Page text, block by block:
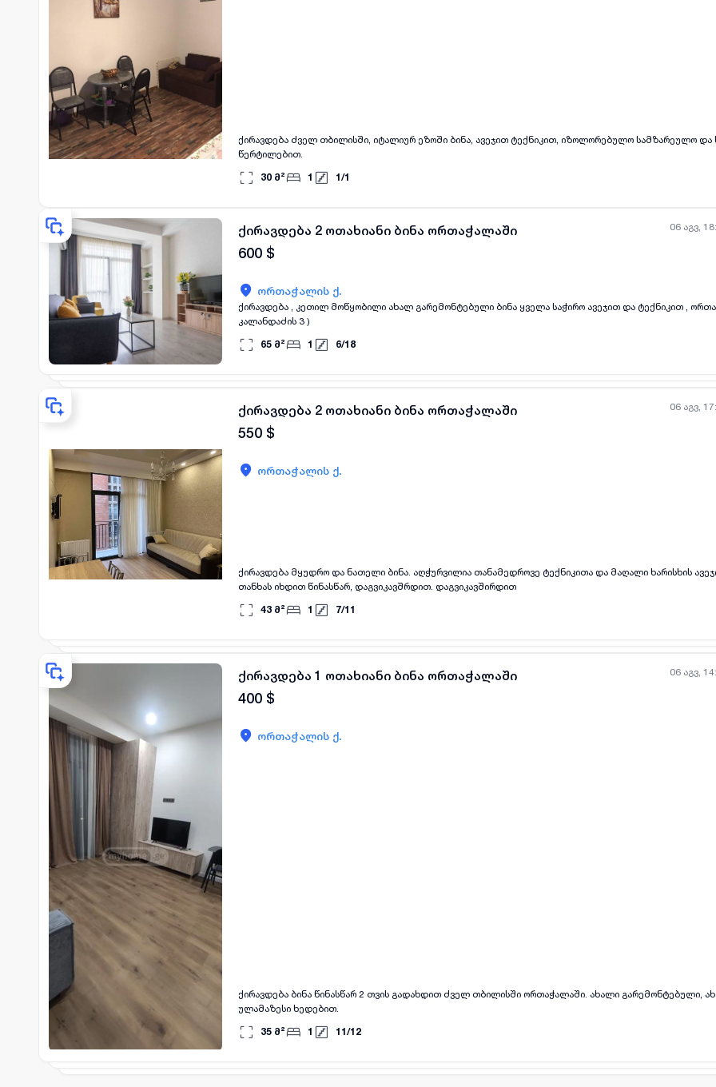
ქირავდება ძველ თბილისში, იტალიურ ეზოში ბინა, ავეჯით ტექნიკით, იზოლორებულო სამზარეულო და
წერტილებით.
30 მ² 1 1/1
06 აგვ,
ყველა ფოტო+(2)
ქირავდება 2 ოთახიანი ბინა ორთაჭალაში
600 $
ორთაჭალის ქ.
ქირავდება , კეთილ მოწყობილი ახალ გარემონტებული ბინა ყველა საჭირო ავეჯით და ტექნიკით ,
კალანდაძის 3 )
65 მ² 1 6/18
06 აგვ,
ქირავდება 2 ოთახიანი ბინა ორთაჭალაში
550 $
ორთაჭალის ქ.
ქირავდება მყუდრო და ნათელი ბინა. აღჭურვილია თანამედროვე ტექნიკითა და მაღალი ხარისხის
თანხას იხდით წინასწარ, დაგვიკავშრდით. დაგვიკავშირდით
43 მ² 1 7/11
06 აგვ,
ქირავდება 1 ოთახიანი ბინა ორთაჭალაში
400 $
ორთაჭალის ქ.
ქირავდება ბინა წინასწარ 2 თვის გადახდით ძველ თბილისში ორთაჭალაში. ახალი გარემონტებული,
ულამაზესი ხედებით.
35 მ² 1 11/12